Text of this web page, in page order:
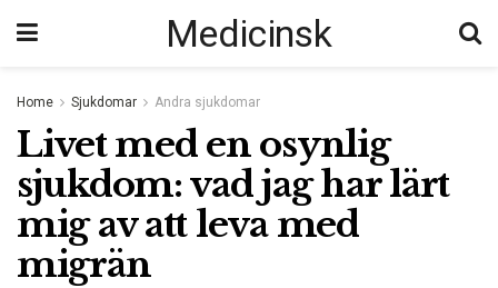
Medicinsk
Home Sjukdomar Andra sjukdomar
Livet med en osynlig
sjukdom: vad jag har lärt
mig av att leva med
migrän